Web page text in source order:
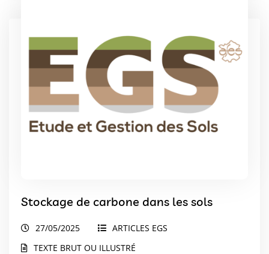
Stockage de carbone dans les sols
27/05/2025
ARTICLES EGS
TEXTE BRUT OU ILLUSTRÉ